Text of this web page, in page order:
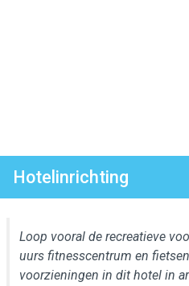
Hotelinrichting
Loop vooral de recreatieve
uurs fitnesscentrum en
voorzieningen in dit hotel in